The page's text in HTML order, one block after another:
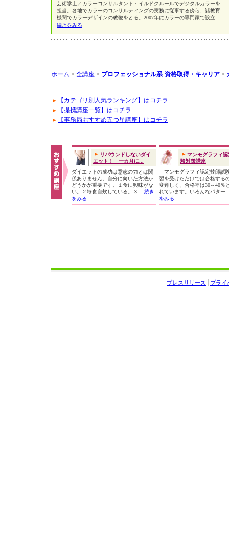
芸術学士／カラーコンサルタント・イルドクルールでデジタルカラーを
担当。各地でカラーのコンサルティングの実務に従事する傍ら、諸教育
機関でカラーデザインの教鞭をとる。2007年にカラーの専門家で設立
続きをみる
ホーム > 全講座 > プロフェッショナル系-資格取得・キャリア >
【カテゴリ別人気ランキング】はコチラ
【提携講座一覧】はコチラ
【事務局おすすめ五つ星講座】はコチラ
リバウンドしないダイ
エット！ 一カ月に...
ダイエットの成功は意志の力とは関
係ありません。自分に向いた方法か
どうかが重要です。１食に興味がな
い。２毎食自炊している。３
...続き
をみる
マンモグラフィ認
験対策講座
マンモグラフィ認定技師試
習を受けただけでは合格する
変難しく、合格率は30～40％
れています。いろんなパター
をみる
プライ
プレスリリース